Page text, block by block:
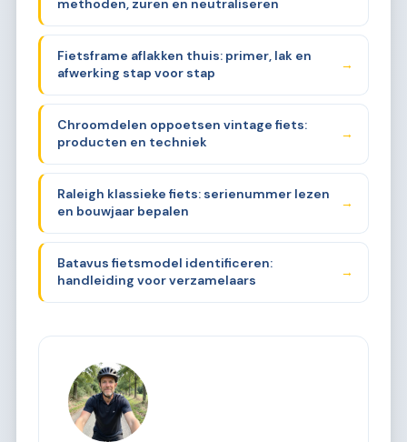
methoden, zuren en neutraliseren
Fietsframe aflakken thuis: primer, lak en
afwerking stap voor stap
→
Chroomdelen oppoetsen vintage fiets:
producten en techniek
→
Raleigh klassieke fiets: serienummer lezen
en bouwjaar bepalen
→
Batavus fietsmodel identificeren:
handleiding voor verzamelaars
→